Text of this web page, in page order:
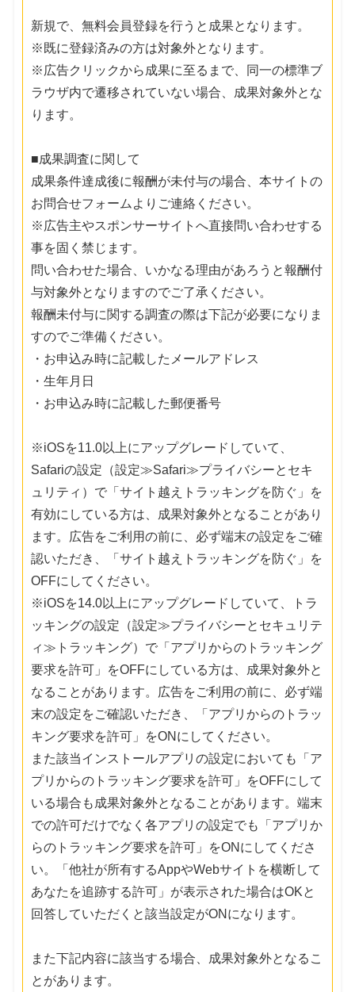
新規で、無料会員登録を行うと成果となります。
※既に登録済みの方は対象外となります。
※広告クリックから成果に至るまで、同一の標準ブ
ラウザ内で遷移されていない場合、成果対象外とな
ります。
■成果調査に関して
成果条件達成後に報酬が未付与の場合、本サイトの
お問合せフォームよりご連絡ください。
※広告主やスポンサーサイトへ直接問い合わせする
事を固く禁じます。
問い合わせた場合、いかなる理由があろうと報酬付
与対象外となりますのでご了承ください。
報酬未付与に関する調査の際は下記が必要になりま
すのでご準備ください。
・お申込み時に記載したメールアドレス
・生年月日
・お申込み時に記載した郵便番号
※iOSを11.0以上にアップグレードしていて、
Safariの設定（設定≫Safari≫プライバシーとセキ
ュリティ）で「サイト越えトラッキングを防ぐ」を
有効にしている方は、成果対象外となることがあり
ます。広告をご利用の前に、必ず端末の設定をご確
認いただき、「サイト越えトラッキングを防ぐ」を
OFFにしてください。
※iOSを14.0以上にアップグレードしていて、トラ
ッキングの設定（設定≫プライバシーとセキュリテ
ィ≫トラッキング）で「アプリからのトラッキング
要求を許可」をOFFにしている方は、成果対象外と
なることがあります。広告をご利用の前に、必ず端
末の設定をご確認いただき、「アプリからのトラッ
キング要求を許可」をONにしてください。
また該当インストールアプリの設定においても「ア
プリからのトラッキング要求を許可」をOFFにして
いる場合も成果対象外となることがあります。端末
での許可だけでなく各アプリの設定でも「アプリか
らのトラッキング要求を許可」をONにしてくださ
い。「他社が所有するAppやWebサイトを横断して
あなたを追跡する許可」が表示された場合はOKと
回答していただくと該当設定がONになります。
また下記内容に該当する場合、成果対象外となるこ
とがあります。